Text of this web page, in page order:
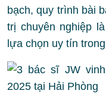
bạch, quy trình bài
trị chuyên nghiệp
lựa chọn uy tín